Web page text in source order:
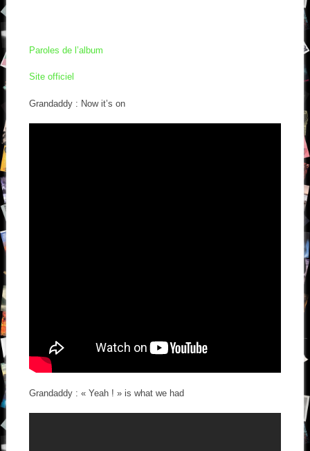
Paroles de l’album
Site officiel
Grandaddy : Now it’s on
Grandaddy : « Yeah ! » is what we had